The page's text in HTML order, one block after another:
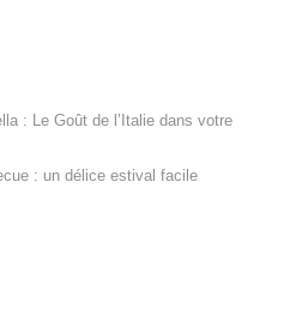
: Le Goût de l’Italie dans votre
: un délice estival facile